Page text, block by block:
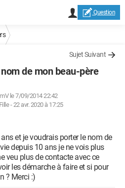
Question
Sujet Suivant
de mon beau-père
le 7/09/2014 22:42
-22 avr. 2020 à 17:25
et je voudrais porter le nom de
depuis 10 ans je ne vois plus
veu plus de contacte avec ce
les démarche à faire et si pour
? Merci :)